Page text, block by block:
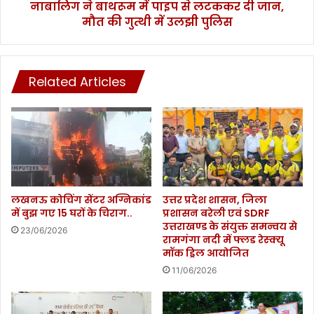
मै
ल
लौ
टे
ल
ट
क
र
जा
,
मौ
त
उ
नाबालिग ने बाथरूम में पाइप से लटककर दी जान,
मौत की गुत्थी में उलझी पुलिस
Related Articles
लखनऊ कोचिंग सेंटर अग्निकांड
में बुझ गए 15 घरों के चिराग..
23/06/2026
उत्तर प्रदेश शासन, जिला
प्रशासन बरेली एवं SDRF
उत्तराखण्ड के संयुक्त समन्वय से
रामगंगा नदी में फ्लड रेस्क्यू
मॉक ड्रिल आयोजित
11/06/2026